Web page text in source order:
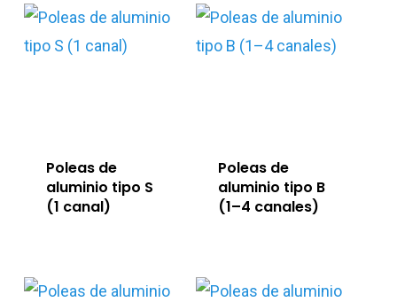
Poleas de
aluminio tipo S
(1 canal)
Poleas de
aluminio tipo B
(1–4 canales)